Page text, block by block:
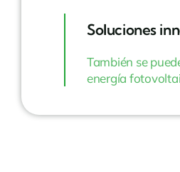
Soluciones
También se
energía